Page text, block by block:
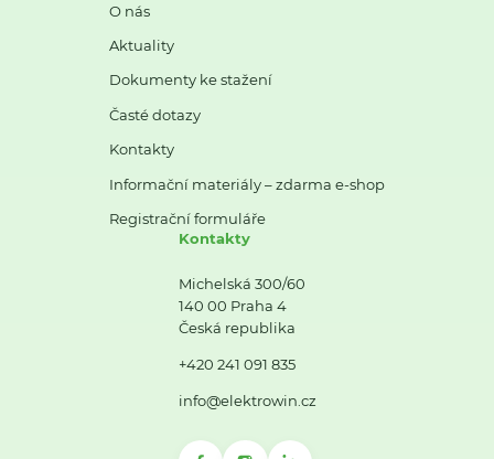
O nás
Aktuality
Dokumenty ke stažení
Časté dotazy
Kontakty
Informační materiály – zdarma e-shop
Registrační formuláře
Kontakty
Michelská 300/60
140 00 Praha 4
Česká republika
+420 241 091 835
info@elektrowin.cz